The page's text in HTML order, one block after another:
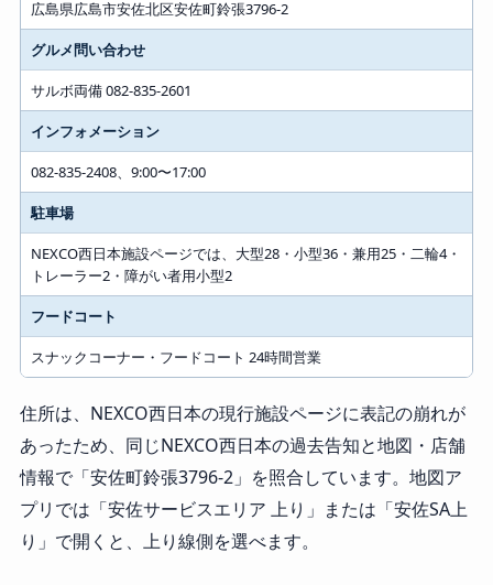
広島県広島市安佐北区安佐町鈴張3796-2
グルメ問い合わせ
サルボ両備 082-835-2601
インフォメーション
082-835-2408、9:00〜17:00
駐車場
NEXCO西日本施設ページでは、大型28・小型36・兼用25・二輪4・
トレーラー2・障がい者用小型2
フードコート
スナックコーナー・フードコート 24時間営業
住所は、NEXCO西日本の現行施設ページに表記の崩れが
あったため、同じNEXCO西日本の過去告知と地図・店舗
情報で「安佐町鈴張3796-2」を照合しています。地図ア
プリでは「安佐サービスエリア 上り」または「安佐SA上
り」で開くと、上り線側を選べます。